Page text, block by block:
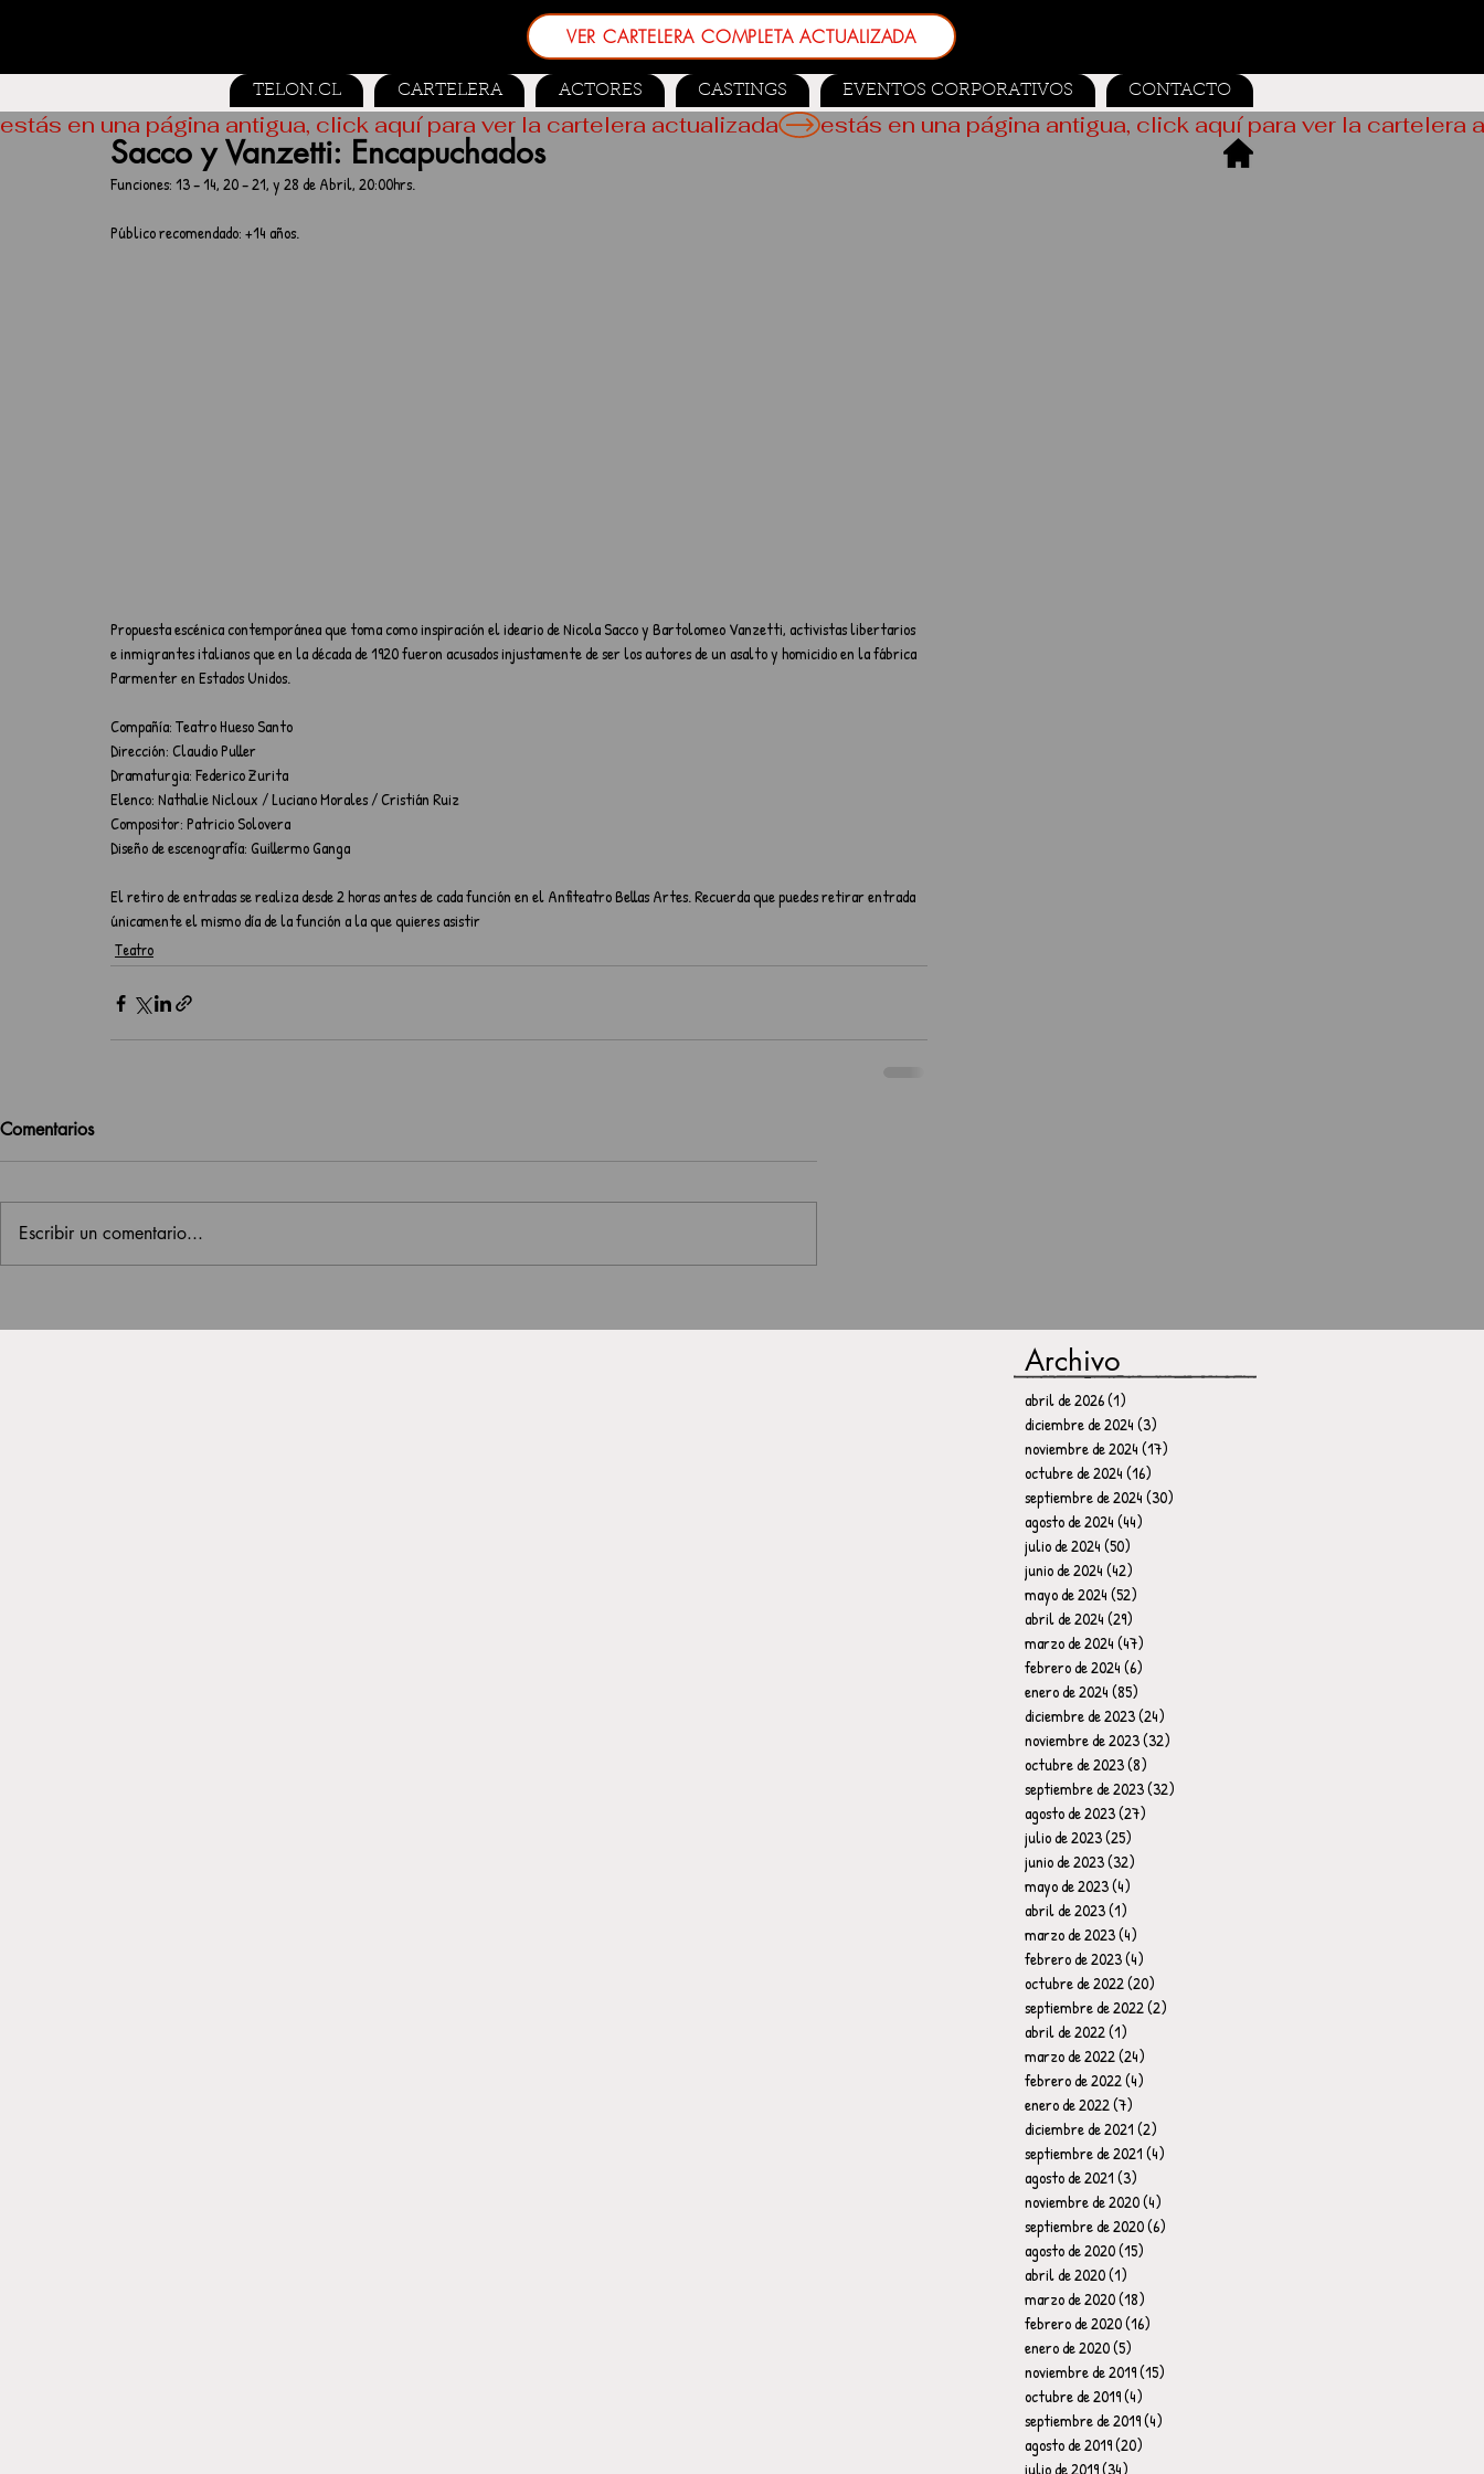
VER CARTELERA COMPLETA ACTUALIZADA
TELON.CL CARTELERA ACTORES CASTINGS EVENTOS CORPORATIVOS CONTACTO
Sacco y Vanzetti: Encapuchados
Funciones: 13 – 14, 20 – 21, y 28 de Abril, 20:00hrs.
Público recomendado: +14 años.
Propuesta escénica contemporánea que toma como inspiración el ideario de Nicola Sacco y Bartolomeo Vanzetti, activistas libertarios
e inmigrantes italianos que en la década de 1920 fueron acusados injustamente de ser los autores de un asalto y homicidio en la fábrica
Parmenter en Estados Unidos.
Compañía: Teatro Hueso Santo
Dirección: Claudio Puller
Dramaturgia: Federico Zurita
Elenco: Nathalie Nicloux / Luciano Morales / Cristián Ruiz
Compositor: Patricio Solovera
Diseño de escenografía: Guillermo Ganga
El retiro de entradas se realiza desde 2 horas antes de cada función en el Anfiteatro Bellas Artes. Recuerda que puedes retirar entrada
únicamente el mismo día de la función a la que quieres asistir
Teatro
Comentarios
Escribir un comentario...
estás en una página antigua, click aquí para ver la cartelera actualizada
Archivo
abril de 2026(1)
diciembre de 2024(3)
noviembre de 2024(17)
octubre de 2024(16)
septiembre de 2024(30)
agosto de 2024(44)
julio de 2024(50)
junio de 2024(42)
mayo de 2024(52)
abril de 2024(29)
marzo de 2024(47)
febrero de 2024(6)
enero de 2024(85)
diciembre de 2023(24)
noviembre de 2023(32)
octubre de 2023(8)
septiembre de 2023(32)
agosto de 2023(27)
julio de 2023(25)
junio de 2023(32)
mayo de 2023(4)
abril de 2023(1)
marzo de 2023(4)
febrero de 2023(4)
octubre de 2022(20)
septiembre de 2022(2)
abril de 2022(1)
marzo de 2022(24)
febrero de 2022(4)
enero de 2022(7)
diciembre de 2021(2)
septiembre de 2021(4)
agosto de 2021(3)
noviembre de 2020(4)
septiembre de 2020(6)
agosto de 2020(15)
abril de 2020(1)
marzo de 2020(18)
febrero de 2020(16)
enero de 2020(5)
noviembre de 2019(15)
octubre de 2019(4)
septiembre de 2019(4)
agosto de 2019(20)
julio de 2019(34)